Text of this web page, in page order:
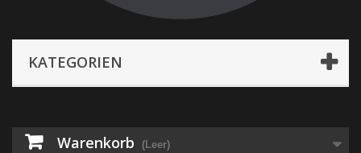
KATEGORIEN
Warenkorb (Leer)